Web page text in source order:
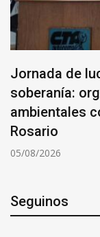
Jornada de
soberanía:
ambientales
Rosario
05/08/2026
Seguinos